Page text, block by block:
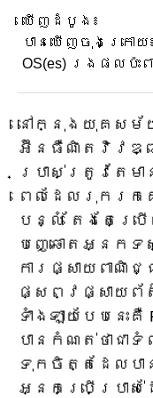
ឃើញដំបូង៖
បានឃើញចុងក្រោយ៖
OS(es) រងផលប៉ះព
នៅក្នុងយុគសម័យ
អ៊ីនធឺណិតវិវឌ្
ប្រាស់ត្រូវតែ
ពេលដែលរុករ
បន្លំ តែងតែប្រ
បញ្ឆោតអ្នកទ
ការផ្សាយពា
ផ្សព្វផ្សាយព័ត៌
ទាំងឡាយបែបនេះ
បានកំណត់ថាជ
ទុកចិត្តដែលបា
អ្នកប្រើប្រាស់